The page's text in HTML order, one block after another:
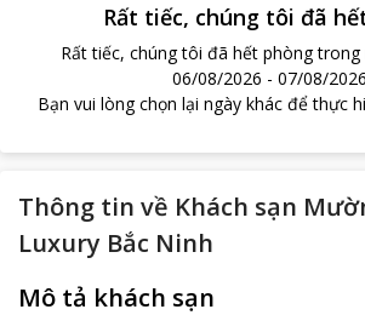
Rất tiếc, chúng tôi đã
Rất tiếc, chúng tôi đã hết phòng trong
06/08/2026 - 07/08/2026
Bạn vui lòng chọn lại ngày khác để thực
Thông tin về Khách sạn
Luxury Bắc Ninh
Mô tả khách sạn